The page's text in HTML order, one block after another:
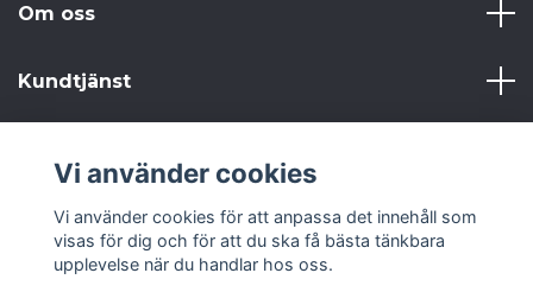
Om oss
Kundtjänst
Sociala medier
Vi använder cookies
Vi använder cookies för att anpassa det innehåll som
visas för dig och för att du ska få bästa tänkbara
upplevelse när du handlar hos oss.